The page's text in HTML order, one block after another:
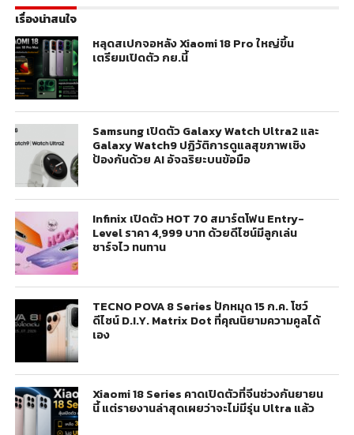
เรื่องน่าสนใจ
หลุดสเปกจอหลัง Xiaomi 18 Pro ใหญ่ขึ้น
เตรียมเปิดตัว กย.นี้
Samsung เปิดตัว Galaxy Watch Ultra2 และ
Galaxy Watch9 ปฏิวัติการดูแลสุขภาพเชิง
ป้องกันด้วย AI อัจฉริยะบนข้อมือ
Infinix เปิดตัว HOT 70 สมาร์ตโฟน Entry-
Level ราคา 4,999 บาท ด้วยดีไซน์มีลูกเล่น
ชาร์จไว ทนทาน
TECNO POVA 8 Series ปักหมุด 15 ก.ค. โชว์
ดีไซน์ D.I.Y. Matrix Dot ที่คุณนิยามความคูลได้
เอง
Xiaomi 18 Series คาดเปิดตัวที่จีนช่วงกันยายน
นี้ แต่รายงานล่าสุดเผยว่าจะไม่มีรุ่น Ultra แล้ว